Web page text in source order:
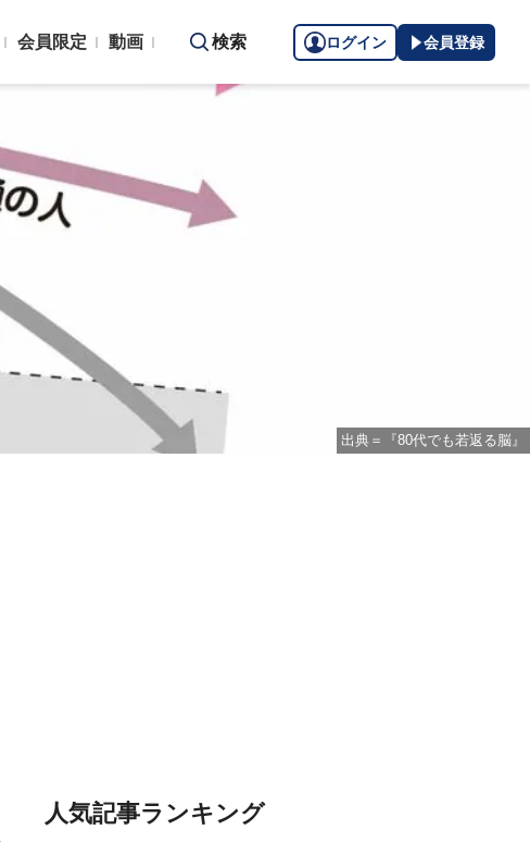
会員限定 動画 検索 ログイン 会員登録
出典＝『80代でも若返る脳』
人気記事ランキング